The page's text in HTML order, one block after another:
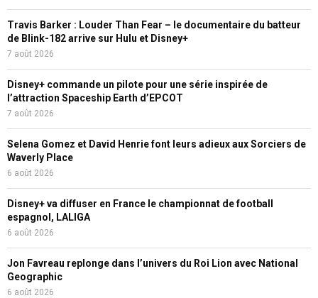
Travis Barker : Louder Than Fear – le documentaire du batteur
de Blink-182 arrive sur Hulu et Disney+
7 août 2026
Disney+ commande un pilote pour une série inspirée de
l’attraction Spaceship Earth d’EPCOT
7 août 2026
Selena Gomez et David Henrie font leurs adieux aux Sorciers de
Waverly Place
6 août 2026
Disney+ va diffuser en France le championnat de football
espagnol, LALIGA
6 août 2026
Jon Favreau replonge dans l’univers du Roi Lion avec National
Geographic
6 août 2026